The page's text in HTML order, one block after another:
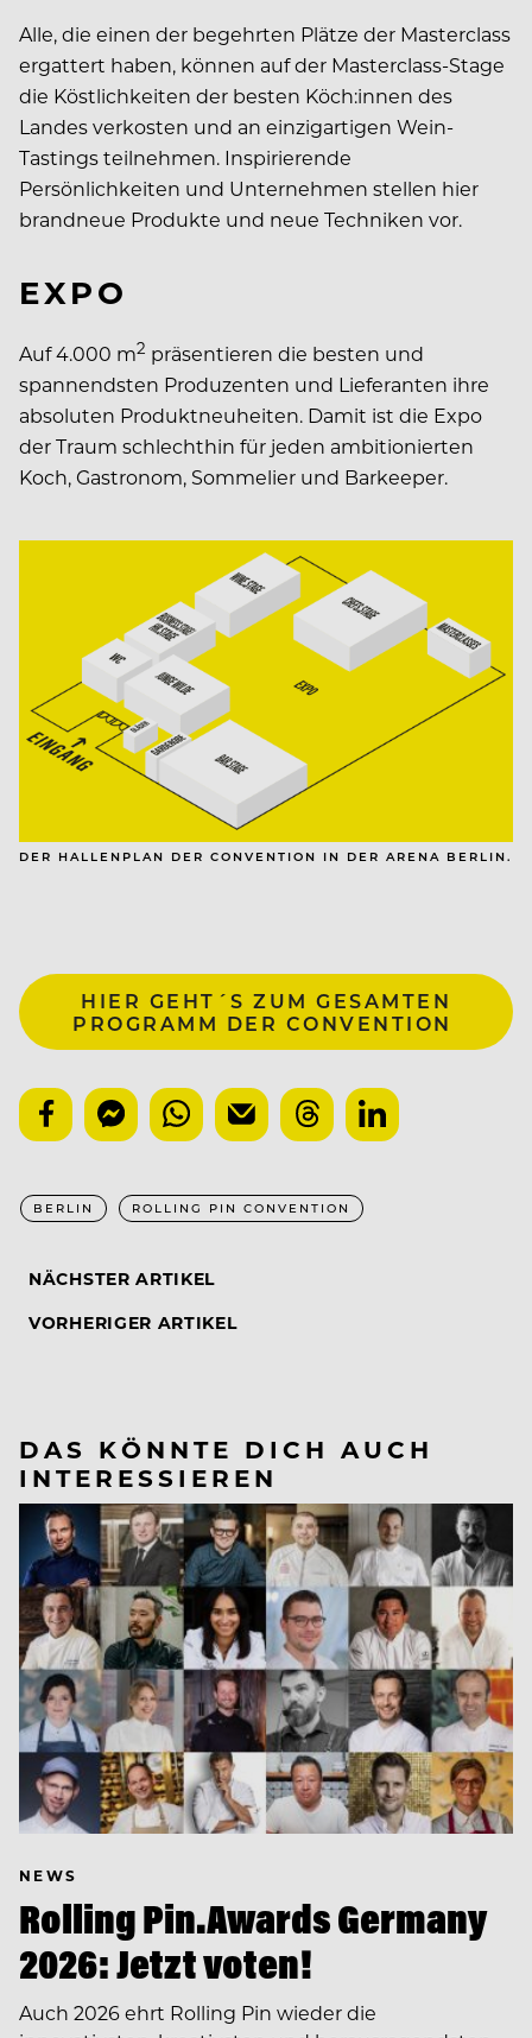
Alle, die einen der begehrten Plätze der Masterclass
ergattert haben, können auf der Masterclass-Stage
die Köstlichkeiten der besten Köch:innen des
Landes verkosten und an einzigartigen Wein-
Tastings teilnehmen. Inspirierende
Persönlichkeiten und Unternehmen stellen hier
brandneue Produkte und neue Techniken vor.
EXPO
Auf 4.000 m2 präsentieren die besten und
spannendsten Produzenten und Lieferanten ihre
absoluten Produktneuheiten. Damit ist die Expo
der Traum schlechthin für jeden ambitionierten
Koch, Gastronom, Sommelier und Barkeeper.
DER HALLENPLAN DER CONVENTION IN DER ARENA BERLIN.
HIER GEHT´S ZUM GESAMTEN
PROGRAMM DER CONVENTION
BERLIN ROLLING PIN CONVENTION
NÄCHSTER ARTIKEL
VORHERIGER ARTIKEL
DAS KÖNNTE DICH AUCH
INTERESSIEREN
NEWS
Rolling Pin.Awards Germany
2026: Jetzt voten!
Auch 2026 ehrt Rolling Pin wieder die